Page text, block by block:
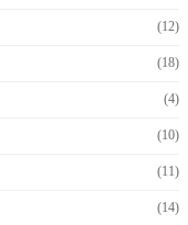
(12)
(18)
(4)
(10)
(11)
(14)